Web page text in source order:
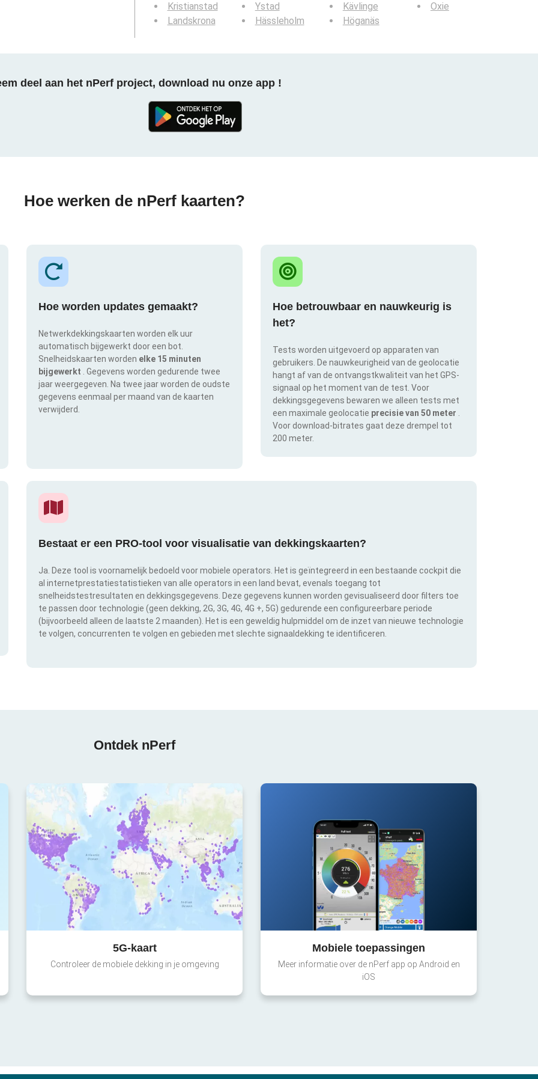
Kristianstad
Landskrona
Ystad
Hässleholm
Kävlinge
Höganäs
Oxie
deel aan het nPerf project, download nu onze app !
Hoe werken de nPerf kaarten?
Hoe worden updates gemaakt?
Netwerkdekkingskaarten worden elk uur
automatisch bijgewerkt door een bot.
Snelheidskaarten worden elke 15 minuten
bijgewerkt
. Gegevens worden gedurende twee
jaar weergegeven. Na twee jaar worden de oudste
gegevens eenmaal per maand van de kaarten
verwijderd.
Hoe betrouwbaar en nauwkeurig is
het?
Tests worden uitgevoerd op apparaten van
gebruikers. De nauwkeurigheid van de geolocatie
hangt af van de ontvangstkwaliteit van het GPS-
signaal op het moment van de test. Voor
dekkingsgegevens bewaren we alleen tests met
een maximale geolocatie precisie van 50 meter
Voor download-bitrates gaat deze drempel tot
200 meter.
Bestaat er een PRO-tool voor visualisatie van dekkingskaarten?
Ja. Deze tool is voornamelijk bedoeld voor mobiele operators. Het is geïntegreerd in een bestaande cockpit die
al internetprestatiestatistieken van alle operators in een land bevat, evenals toegang tot
snelheidstestresultaten en dekkingsgegevens. Deze gegevens kunnen worden gevisualiseerd door filters toe
te passen door technologie (geen dekking, 2G, 3G, 4G, 4G +, 5G) gedurende een configureerbare periode
(bijvoorbeeld alleen de laatste 2 maanden). Het is een geweldig hulpmiddel om de inzet van nieuwe technologie
te volgen, concurrenten te volgen en gebieden met slechte signaaldekking te identificeren.
Ontdek nPerf
5G-kaart
Controleer de mobiele dekking in je omgeving
Mobiele toepassingen
Meer informatie over de nPerf app op Android en
iOS